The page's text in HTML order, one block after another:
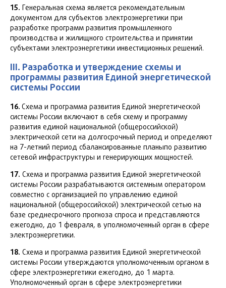
15. Генеральная схема является рекомендательным
документом для субъектов электроэнергетики при
разработке программ развития промышленного
производства и жилищного строительства и принятии
субъектами электроэнергетики инвестиционных решений.
III. Разработка и утверждение схемы и
программы развития Единой энергетической
системы России
16. Схема и программа развития Единой энергетической
системы России включают в себя схему и программу
развития единой национальной (общероссийской)
электрической сети на долгосрочный период и определяют
на 7-летний период сбалансированные планыпо развитию
сетевой инфраструктуры и генерирующих мощностей.
17. Схема и программа развития Единой энергетической
системы России разрабатываются системным оператором
совместно с организацией по управлению единой
национальной (общероссийской) электрической сетью на
базе среднесрочного прогноза спроса и представляются
ежегодно, до 1 февраля, в уполномоченный орган в сфере
электроэнергетики.
18. Схема и программа развития Единой энергетической
системы России утверждаются уполномоченным органом в
сфере электроэнергетики ежегодно, до 1 марта.
Уполномоченный орган в сфере электроэнергетики